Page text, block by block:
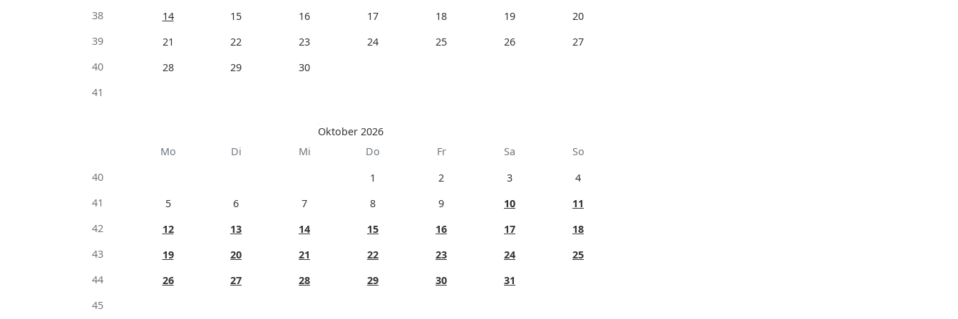
38 14 15 16 17 18 19
20
39
21 22 23 24 25 26
27
40
28 29
30
41
Oktober 2026
Mo
Di Mi Do Fr Sa
So
40
1 2 3
4
41
5 6 7 8 9 10
11
42
12 13 14 15 16 17
18
43
19 20 21 22 23 24
25
44
26 27 28 29 30
31
45